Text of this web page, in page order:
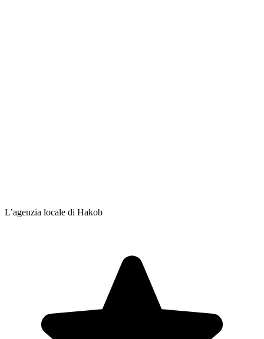
L’agenzia locale di Hakob